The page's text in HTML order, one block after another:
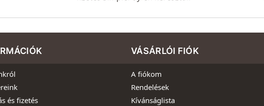
és fizetés
VÁSÁRLÓI FIÓK
A fiókom
Rendelések
Kívánságlista